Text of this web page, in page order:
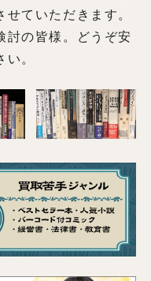
ていただきます。
討の皆様。どうぞ安
。